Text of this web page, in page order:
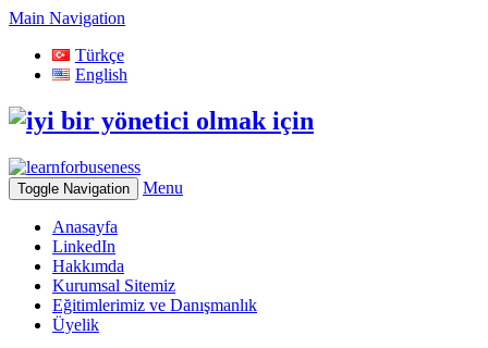
Skip
content
Main Navigation
Türkçe
English
Toggle Navigation Menu
Anasayfa
LinkedIn
Hakkımda
Kurumsal Sitemiz
Eğitimlerimiz ve Danışmanlık
Üyelik